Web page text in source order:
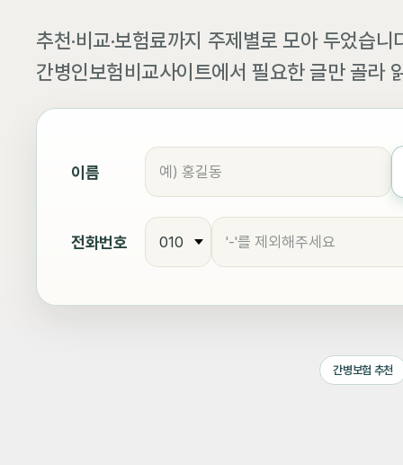
추천·비교·보험료까지 주제별로 모아 두었습니
간병인보험비교사이트에서 필요한 글만 골라
이름
전화번호
간병보험 추천